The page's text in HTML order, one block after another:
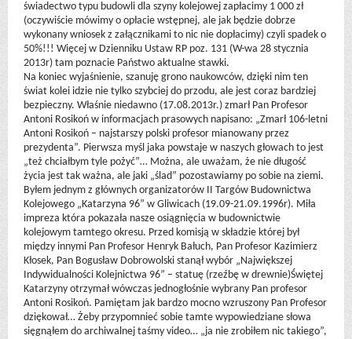
świadectwo typu budowli dla szyny kolejowej zapłacimy 1 000 zł
(oczywiście mówimy o opłacie wstępnej, ale jak będzie dobrze
wykonany wniosek z załącznikami to nic nie dopłacimy) czyli spadek o
50%!!! Więcej w Dzienniku Ustaw RP poz. 131 (W-wa 28 stycznia
2013r) tam poznacie Państwo aktualne stawki.
Na koniec wyjaśnienie, szanuję grono naukowców, dzięki nim ten
świat kolei idzie nie tylko szybciej do przodu, ale jest coraz bardziej
bezpieczny. Właśnie niedawno (17.08.2013r.) zmarł Pan Profesor
Antoni Rosikoń w informacjach prasowych napisano: „Zmarł 106-letni
Antoni Rosikoń – najstarszy polski profesor mianowany przez
prezydenta”. Pierwsza myśl jaka powstaje w naszych głowach to jest
„też chciałbym tyle pożyć”… Można, ale uważam, że nie długość
życia jest tak ważna, ale jaki „ślad” pozostawiamy po sobie na ziemi.
Byłem jednym z głównych organizatorów II Targów Budownictwa
Kolejowego „Katarzyna 96” w Gliwicach (19.09-21.09.1996r). Miła
impreza która pokazała nasze osiągnięcia w budownictwie
kolejowym tamtego okresu. Przed komisją w składzie której był
między innymi Pan Profesor Henryk Bałuch, Pan Profesor Kazimierz
Kłosek, Pan Bogusław Dobrowolski stanął wybór „Największej
Indywidualności Kolejnictwa 96” – statuę (rzeźbę w drewnie)Świętej
Katarzyny otrzymał wówczas jednogłośnie wybrany Pan profesor
Antoni Rosikoń. Pamiętam jak bardzo mocno wzruszony Pan Profesor
dziękował… Żeby przypomnieć sobie tamte wypowiedziane słowa
sięgnąłem do archiwalnej taśmy video… „ja nie zrobiłem nic takiego”,